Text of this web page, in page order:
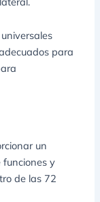
para
un
funciones y
de las 72